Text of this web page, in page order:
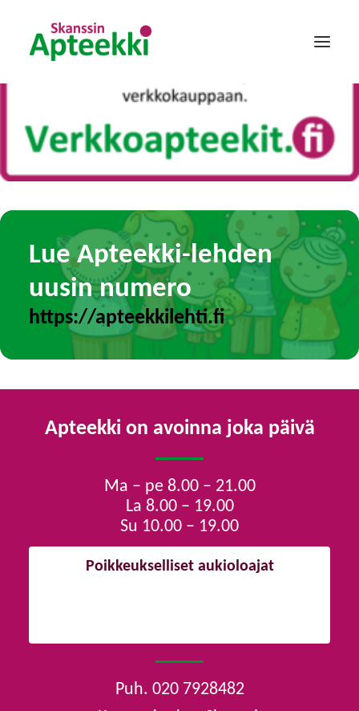
Etusivu
Verkkoapteekit.fi
Tarjoukset
Palvelut
Annosjakelu
Yhteystiedot
Rekry
Yli-Maarian Apteekki
Suomi
Lue Apteekki-lehden
uusin numero
https://apteekkilehti.fi
Apteekki on avoinna joka päivä
Ma – pe 8.00 – 21.00
La 8.00 – 19.00
Su 10.00 – 19.00
Poikkeukselliset aukioloajat
Puh. 020 7928482